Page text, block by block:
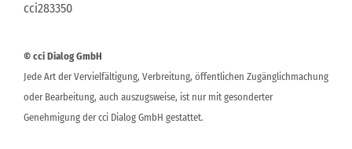
cci283350
© cci Dialog GmbH
Jede Art der Vervielfältigung, Verbreitung, öffentlichen Zugänglichmachung
oder Bearbeitung, auch auszugsweise, ist nur mit gesonderter
Genehmigung der cci Dialog GmbH gestattet.